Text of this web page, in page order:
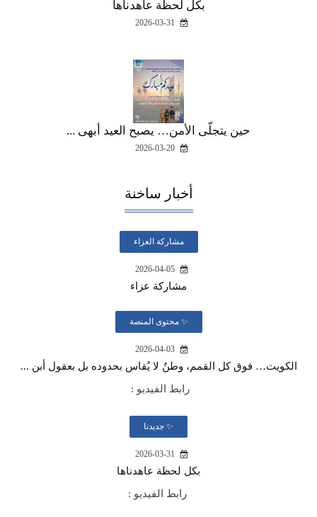
بكل لحظة عاهدناها
حين يتجلّى الأمن… يصبح العيد أبهى ...
أخبار ساخنة
مشاركة العزاء
مشاركة عزاء
✨ محتوى المنصة
الكويت… فوق كل القمم، وطنٌ لا يُقاس بحدوده بل بعقول أبن ...
رابط الفيديو :
✨ جديدنا
بكل لحظة عاهدناها
رابط الفيديو :